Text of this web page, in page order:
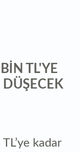
TL'YE
kadar